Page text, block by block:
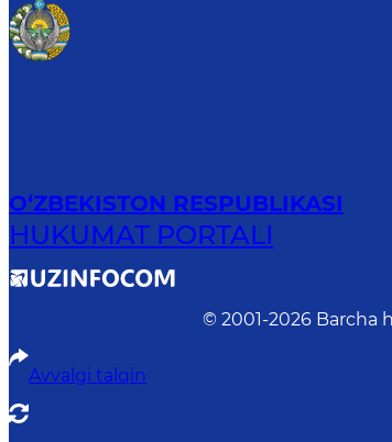
O‘ZBEKISTON RESPUBLIKASI
HUKUMAT PORTALI
© 2001-2026 Barcha
Avvalgi talqin